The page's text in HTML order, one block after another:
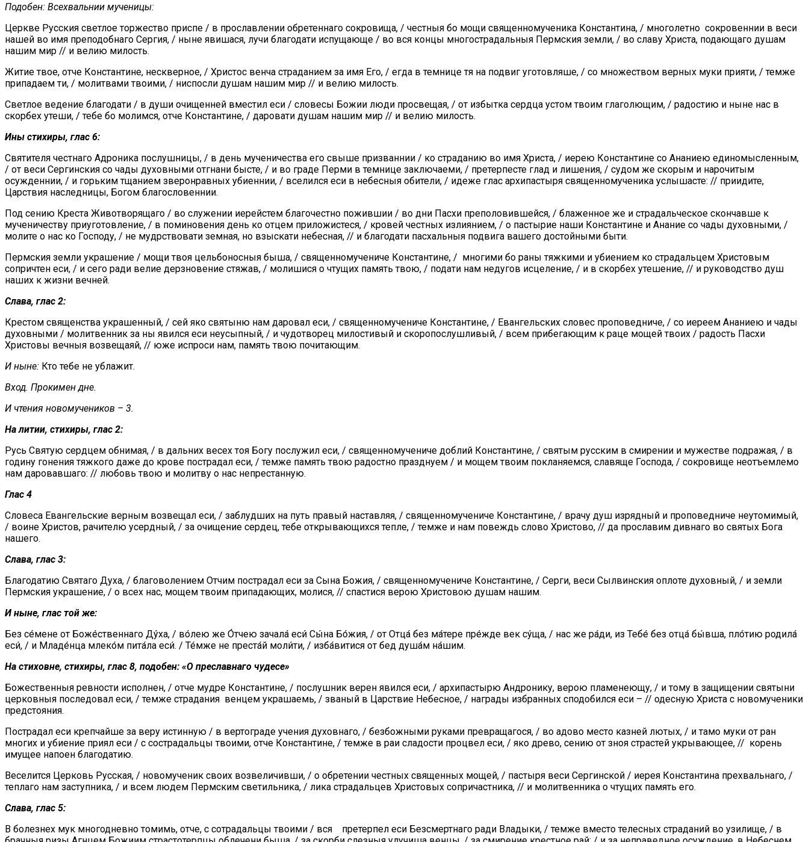
Подобен: Всехвальнии мученицы:
Церкве Русския светлое торжество приспе / в прославлении обретеннаго сокровища, / честныя бо мощи священномученика Константина, / многолетно сокровеннии в веси
нашей во имя преподобнаго Сергия, / ныне явишася, лучи благодати испущающе / во вся концы многострадальныя Пермския земли, / во славу Христа, подающаго душам
нашим мир // и велию милость.
Житие твое, отче Константине, нескверное, / Христос венча страданием за имя Его, / егда в темнице тя на подвиг уготовляше, / со множеством верных муки прияти, / темже
припадаем ти, / молитвами твоими, / ниспосли душам нашим мир // и велию милость.
Светлое ведение благодати / в души очищенней вместил еси / словесы Божии люди просвещая, / от избытка сердца устом твоим глаголющим, / радостию и ныне нас в
скорбех утеши, / тебе бо молимся, отче Константине, / даровати душам нашим мир // и велию милость.
Ины стихиры, глас 6:
Святителя честнаго Адроника послушницы, / в день мученичества его свыше призваннии / ко страданию во имя Христа, / иерею Константине со Ананиею единомысленным,
/ от веси Сергинския со чады духовными отгнани бысте, / и во граде Перми в темнице заключаеми, / претерпесте глад и лишения, / судом же скорым и нарочитым
осужденнии, / и горьким тщанием зверонравных убиеннии, / вселился еси в небесныя обители, / идеже глас архипастыря священномученика услышасте: // приидите,
Царствия наследницы, Богом благословеннии.
Под сению Креста Животворящаго / во служении иерейстем благочестно пожившии / во дни Пасхи преполовившейся, / блаженное же и страдальческое скончавше к
мученичеству приуготовление, / в поминовения день ко отцем приложистеся, / кровей честных излиянием, / о пастырие наши Константине и Анание со чады духовными, /
молите о нас ко Господу, / не мудрствовати земная, но взыскати небесная, // и благодати пасхальныя подвига вашего достойными быти.
Пермския земли украшение / мощи твоя цельбоносныя быша, / священномучениче Константине, / многими бо раны тяжкими и убиением ко страдальцем Христовым
сопричтен еси, / и сего ради велие дерзновение стяжав, / молишися о чтущих память твою, / подати нам недугов исцеление, / и в скорбех утешение, // и руководство душ
наших к жизни вечней.
Слава, глас 2:
Крестом священства украшенный, / сей яко святыню нам даровал еси, / священномучениче Константине, / Евангельских словес проповедниче, / со иереем Ананиею и чады
духовными / молитвенник за ны явился еси неусыпный, / и чудотворец милостивый и скоропослушливый, / всем прибегающим к раце мощей твоих / радость Пасхи
Христовы вечныя возвещаяй, // юже испроси нам, память твою почитающим.
И ныне: Кто тебе не ублажит.
Вход. Прокимен дне.
И чтения новомучеников – 3.
На литии, стихиры, глас 2:
Русь Святую сердцем обнимая, / в дальних весех тоя Богу послужил еси, / священномучениче доблий Константине, / святым русским в смирении и мужестве подражая, / в
годину гонения тяжкого даже до крове пострадал еси, / темже память твою радостно празднуем / и мощем твоим покланяемся, славяще Господа, / сокровище неотъемлемо
нам даровавшаго: // любовь твою и молитву о нас непрестанную.
Глас 4
Словеса Евангельские верным возвещал еси, / заблудших на путь правый наставляя, / священномучениче Константине, / врачу душ изрядный и проповедниче неутомимый,
/ воине Христов, рачителю усердный, / за очищение сердец, тебе открывающихся тепле, / темже и нам повеждь слово Христово, // да прославим дивнаго во святых Бога
нашего.
Слава, глас 3:
Благодатию Святаго Духа, / благоволением Отчим пострадал еси за Сына Божия, / священномучениче Константине, / Серги, веси Сылвинския оплоте духовный, / и земли
Пермския украшение, / о всех нас, мощем твоим припадающих, молися, // спастися верою Христовою душам нашим.
И ныне, глас той же:
Без се́мене от Боже́ственнаго Ду́ха, / во́лею же О́тчею зачала́ еси́ Сы́на Бо́жия, / от Отца́ без ма́тере пре́жде век су́ща, / нас же ра́ди, из Тебе́ без отца́ бы́вша, пло́тию родила́
еси́, / и Младе́нца млеко́м пита́ла еси́. / Те́мже не преста́й моли́ти, / изба́витися от бед душа́м на́шим.
На стиховне, стихиры, глас 8, подобен: «О преславнаго чудесе»
Божественныя ревности исполнен, / отче мудре Константине, / послушник верен явился еси, / архипастырю Андронику, верою пламенеющу, / и тому в защищении святыни
церковныя последовал еси, / темже страдания венцем украшаемь, / званый в Царствие Небесное, / награды избранных сподобился еси – // одесную Христа с новомученики
предстояния.
Пострадал еси крепчайше за веру истинную / в вертограде учения духовнаго, / безбожными руками превращагося, / во адово место казней лютых, / и тамо муки от ран
многих и убиение приял еси / с сострадальцы твоими, отче Константине, / темже в раи сладости процвел еси, / яко древо, сению от зноя страстей укрывающее, // корень
имущее напоен благодатию.
Веселится Церковь Русская, / новомученик своих возвеличивши, / о обретении честных священных мощей, / пастыря веси Сергинской / иерея Константина прехвальнаго, /
теплаго нам заступника, / и всем людем Пермским светильника, / лика страдальцев Христовых сопричастника, // и молитвенника о чтущих память его.
Слава, глас 5:
В болезнех мук многодневно томимь, отче, с сотрадальцы твоими / вся претерпел еси Безсмертнаго ради Владыки, / темже вместо телесных страданий во узилище, / в